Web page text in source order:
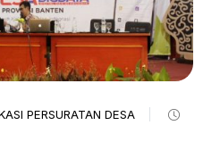
PERSURATAN DESA